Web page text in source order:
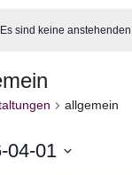
Es sind keine
allgemein
04-01